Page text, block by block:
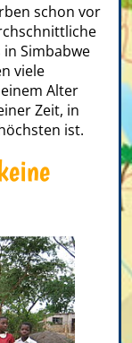
schon vor
Simbabwe
viele
Alter
Zeit, in
ist.